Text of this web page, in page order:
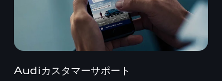
Audiカスタマーサポート